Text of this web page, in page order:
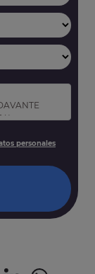
y
sus datos,
en nuestra
personales